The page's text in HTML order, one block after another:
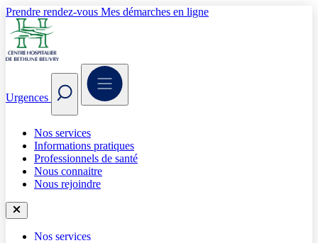
Prendre rendez-vous Mes démarches en ligne
Urgences
Nos services
Informations pratiques
Professionnels de santé
Nous connaitre
Nous rejoindre
Nos services